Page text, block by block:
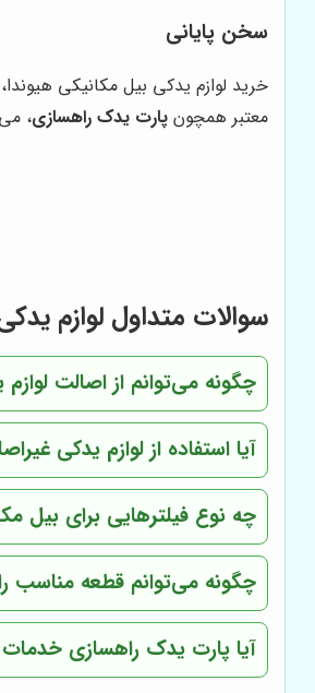
سخن پایانی
خرید لوازم یدکی بیل مکانیکی
معتبر همچون پارت یدک راهسازی،
سوالات متداول لوازم
چگونه می‌توانم از اصالت
آیا استفاده از لوازم یدکی
چه نوع فیلترهایی برای بیل
چگونه می‌توانم قطعه مناسب
آیا پارت یدک راهسازی خدمات